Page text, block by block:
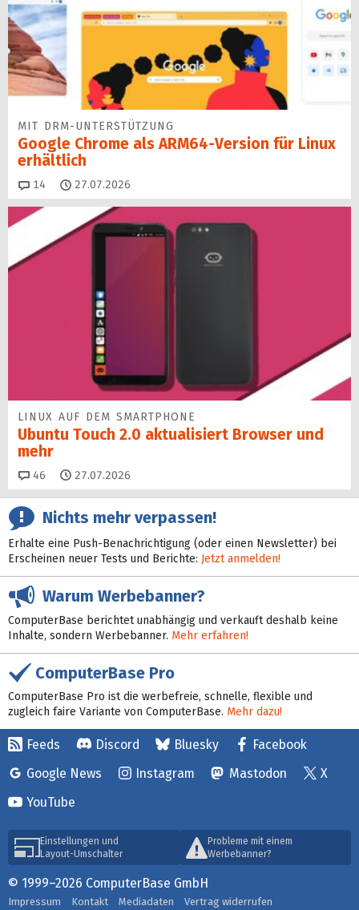
MIT DRM-UNTERSTÜTZUNG
Google Chrome als ARM64-Version für Linux
erhältlich
14 Kommentare
27.07.2026
LINUX AUF DEM SMARTPHONE
Ubuntu Touch 2.0 aktualisiert Browser und
mehr
46 Kommentare
27.07.2026
Nichts mehr verpassen!
Erhalte eine Push-Benachrichtigung (oder einen Newsletter) bei
Erscheinen neuer Tests und Berichte: Jetzt anmelden!
Warum Werbebanner?
ComputerBase berichtet unabhängig und verkauft deshalb keine
Inhalte, sondern Werbebanner. Mehr erfahren!
ComputerBase Pro
ComputerBase Pro ist die werbefreie, schnelle, flexible und
zugleich faire Variante von ComputerBase. Mehr dazu!
Feeds Discord Bluesky
Facebook
Google News
Instagram Mastodon
X
YouTube
Einstellungen und
Layout-Umschalter
Probleme mit einem
Werbebanner?
© 1999–2026 ComputerBase GmbH
Impressum Kontakt Mediadaten Vertrag widerrufen